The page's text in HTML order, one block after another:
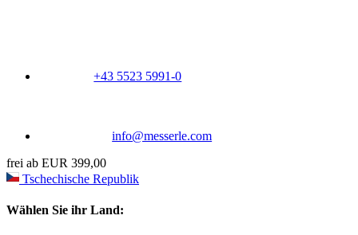
+43 5523 5991-0
info@messerle.com
frei ab EUR 399,00
Tschechische Republik
Wählen Sie ihr Land: